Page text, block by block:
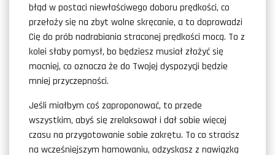
błąd w postaci niewłaściwego doboru prędkości, co
przełoży się na zbyt wolne skręcanie, a to doprowadzi
Cię do prób nadrabiania straconej prędkości mocą. To z
kolei słaby pomysł, bo będziesz musiał złożyć się
mocniej, co oznacza że do Twojej dyspozycji będzie
mniej przyczepności.
Jeśli miałbym coś zaproponować, to przede
wszystkim, abyś się zrelaksował i dał sobie więcej
czasu na przygotowanie sobie zakrętu. To co stracisz
na wcześniejszym hamowaniu, odzyskasz z nawiązką